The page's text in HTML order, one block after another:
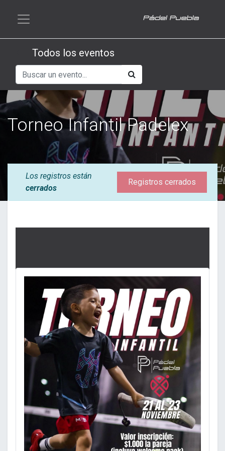
Todos los eventos
Torneo Infantil Padelex
Los registros están
cerrados
Registros cerrados